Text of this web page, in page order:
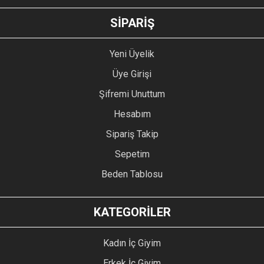
GÖNDER
SİPARİŞ
Yeni Üyelik
Üye Girişi
Şifremi Unuttum
Hesabım
Sipariş Takip
Sepetim
Beden Tablosu
KATEGORİLER
Kadın İç Giyim